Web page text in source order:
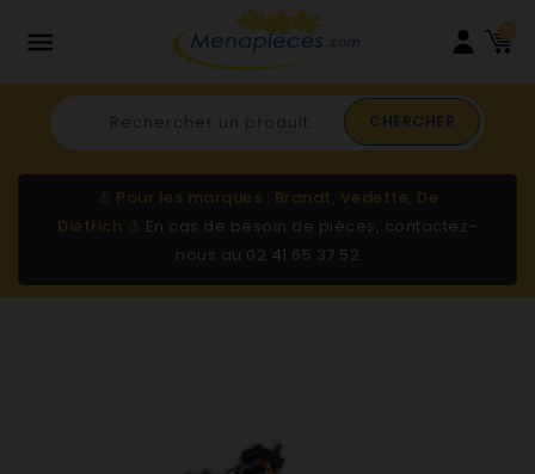
 0
CHERCHER
⚠️ Pour les marques : Brandt, Vedette, De
Dietrich ⚠️ En cas de besoin de pièces, contactez-
nous au 02 41 65 37 52